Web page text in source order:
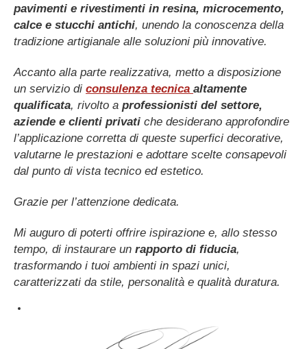
pavimenti e rivestimenti in resina, microcemento,
calce e stucchi antichi, unendo la conoscenza della
tradizione artigianale alle soluzioni più innovative.
Accanto alla parte realizzativa, metto a disposizione
un servizio di consulenza tecnica altamente
qualificata, rivolto a professionisti del settore,
aziende e clienti privati che desiderano approfondire
l’applicazione corretta di queste superfici decorative,
valutarne le prestazioni e adottare scelte consapevoli
dal punto di vista tecnico ed estetico.
Grazie per l’attenzione dedicata.
Mi auguro di poterti offrire ispirazione e, allo stesso
tempo, di instaurare un rapporto di fiducia,
trasformando i tuoi ambienti in spazi unici,
caratterizzati da stile, personalità e qualità duratura.